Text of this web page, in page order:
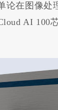
论在图像处
AI 100